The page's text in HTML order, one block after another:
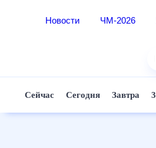
Новости ЧМ-2026
Сейчас Сегодня Завтра